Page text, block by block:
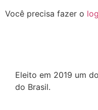
Você precisa fazer o
Eleito em 2019 um
do Brasil.